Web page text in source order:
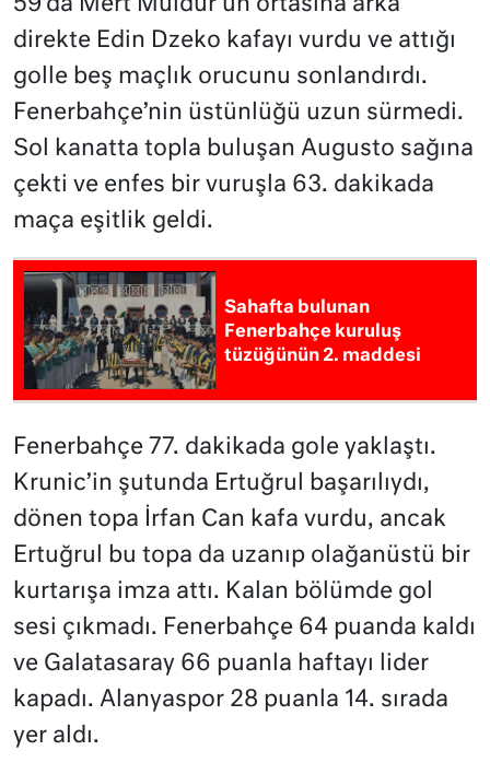
direkte Edin Dzeko kafayı vurdu ve attığı
golle beş maçlık orucunu sonlandırdı.
Fenerbahçe’nin üstünlüğü uzun sürmedi.
Sol kanatta topla buluşan Augusto sağına
çekti ve enfes bir vuruşla 63. dakikada
maça eşitlik geldi.
Sahafta bulunan
Fenerbahçe kuruluş
tüzüğünün 2. maddesi
Fenerbahçe 77. dakikada gole yaklaştı.
Krunic’in şutunda Ertuğrul başarılıydı,
dönen topa İrfan Can kafa vurdu, ancak
Ertuğrul bu topa da uzanıp olağanüstü bir
kurtarışa imza attı. Kalan bölümde gol
sesi çıkmadı. Fenerbahçe 64 puanda kaldı
ve Galatasaray 66 puanla haftayı lider
kapadı. Alanyaspor 28 puanla 14. sırada
yer aldı.